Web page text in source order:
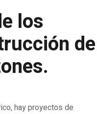
los
de
hay proyectos de